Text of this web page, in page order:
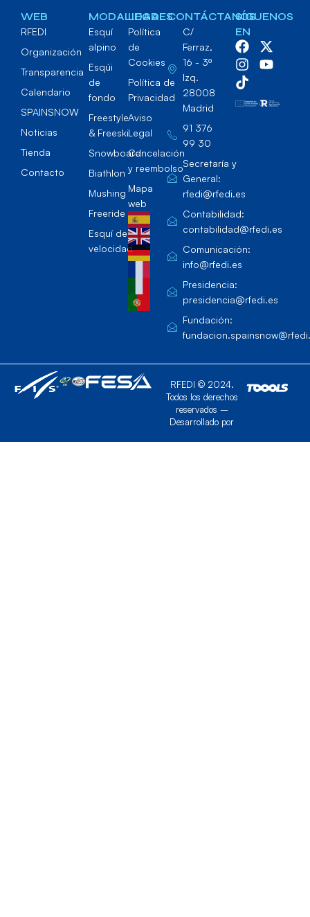
WEB
RFEDI
Organización
Transparencia
Calendario
SPAINSNOW
Noticias
Tienda
Contacto
MODALIDADES
Esquí
alpino
Esqúi
de
fondo
Freestyle
& Freeski
Snowboard
Biathlon
Mushing
Freeride
Esquí de
velocidad
LEGAL
Política
de
Cookies
Política de
Privacidad
Aviso
Legal
Cancelación
y reembolso
Mapa
web
CONTÁCTANOS
C/
Ferraz,
16 - 3º
Izq.
28008
Madrid
91 376
99 30
Secretaría y
General:
rfedi@rfedi.es
Contabilidad:
contabilidad@rfedi.es
Comunicación:
info@rfedi.es
Presidencia:
presidencia@rfedi.es
Fundación:
SÍGUENOS
EN
RFEDI © 2024.
Todos los derechos
reservados –
Desarrollado por